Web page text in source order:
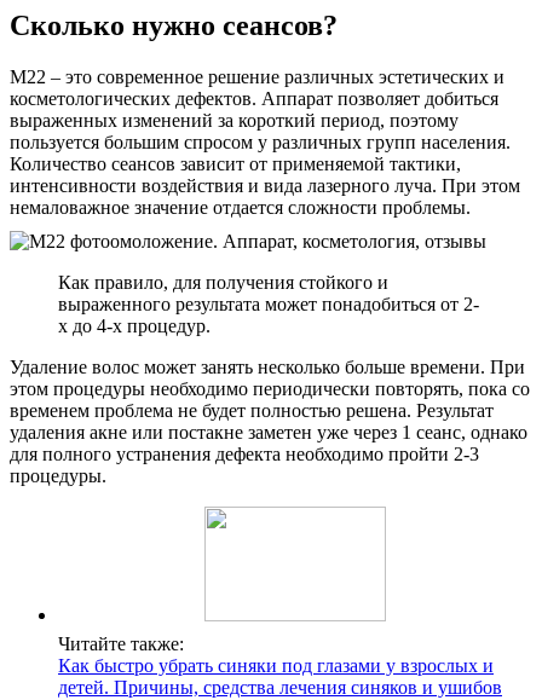
Сколько нужно сеансов?
М22 – это современное решение различных эстетических и
косметологических дефектов. Аппарат позволяет добиться
выраженных изменений за короткий период, поэтому
пользуется большим спросом у различных групп населения.
Количество сеансов зависит от применяемой тактики,
интенсивности воздействия и вида лазерного луча. При этом
немаловажное значение отдается сложности проблемы.
Как правило, для получения стойкого и
выраженного результата может понадобиться от 2-
х до 4-х процедур.
Удаление волос может занять несколько больше времени. При
этом процедуры необходимо периодически повторять, пока со
временем проблема не будет полностью решена. Результат
удаления акне или постакне заметен уже через 1 сеанс, однако
для полного устранения дефекта необходимо пройти 2-3
процедуры.
Читайте также:
Как быстро убрать синяки под глазами у взрослых и
детей. Причины, средства лечения синяков и ушибов